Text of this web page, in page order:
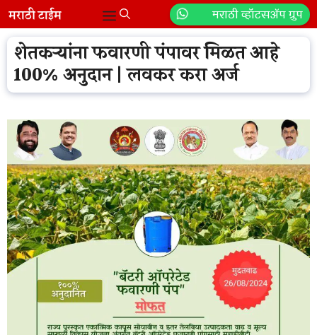
Skip
to
content
मराठी व्हॉटसॲप ग्रुप
Menu
शेतकऱ्यांना फवारणी पंपावर मिळत आहे
100% अनुदान | लवकर करा अर्ज